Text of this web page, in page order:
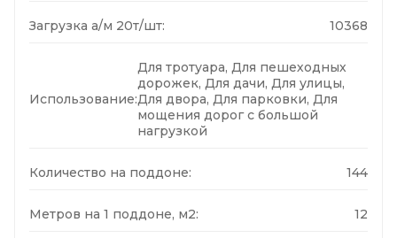
Загрузка а/м 20т/шт: 10368
Использование:
Для тротуара, Для пешеходных
дорожек, Для дачи, Для улицы,
Для двора, Для парковки, Для
мощения дорог с большой
нагрузкой
Количество на поддоне: 144
Метров на 1 поддоне, м2: 12